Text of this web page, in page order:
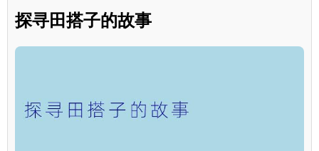
探寻田搭子的故事